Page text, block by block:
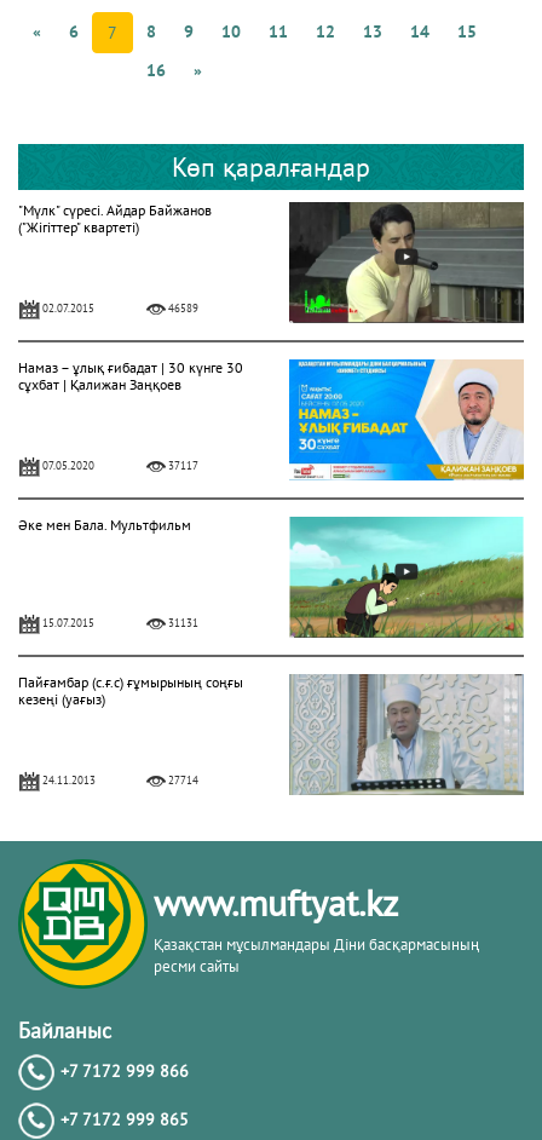
« 6 7 8 9 10 11 12 13 14
15
16
»
Көп қаралғандар
"Мүлк" сүресі. Айдар Байжанов
("Жігіттер" квартеті)
02.07.2015 46589
Намаз – ұлық ғибадат | 30 күнге 30
сұхбат | Қалижан Заңқоев
07.05.2020 37117
Әке мен Бала. Мультфильм
15.07.2015 31131
Пайғамбар (с.ғ.с) ғұмырының соңғы
кезеңі (уағыз)
24.11.2013 27714
"Фатиха" сүресі
11.04.2016
23.10.2015
www.muftyat.kz
Қазақстан мұсылмандары Діни басқармасының
ресми сайты
Байланыс
+7 7172 999 866
+7 7172 999 865